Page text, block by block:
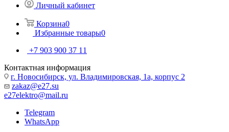
Личный кабинет
Корзина0
Избранные товары0
+7 903 900 37 11
Контактная информация
г. Новосибирск, ул. Владимировская, 1а, корпус 2
zakaz@e27.su
e27elektro@mail.ru
Telegram
WhatsApp